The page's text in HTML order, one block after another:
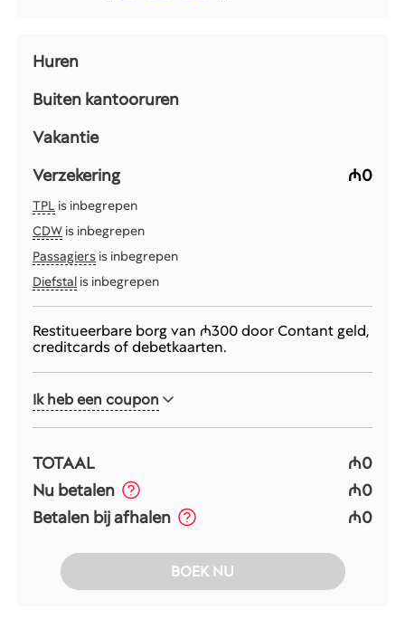
Huren
Buiten kantooruren
Vakantie
Verzekering
₼0
TPL is inbegrepen
CDW is inbegrepen
Passagiers is inbegrepen
Diefstal is inbegrepen
Restitueerbare borg van ₼300door Contant geld,
creditcards of debetkaarten.
Ik heb een coupon
TOTAAL
₼0
Nu betalen
₼0
Betalen bij afhalen
₼0
BOEK NU